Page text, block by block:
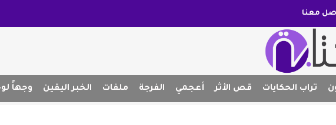
معنا
تراب الحكايات قص الأثر أعجمي الفرجة ملفات الخبر اليقين وجهاً